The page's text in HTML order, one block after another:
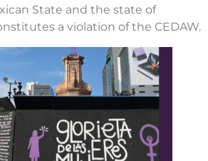
State and the state of
a violation of the CEDAW.